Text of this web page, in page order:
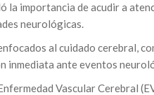
la importancia de acudir a
neurológicas.
al cuidado cerebral,
inmediata ante eventos
Vascular Cerebral